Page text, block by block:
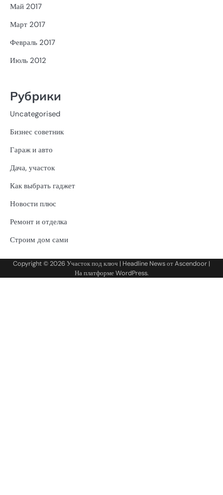
Май 2017
Март 2017
Февраль 2017
Июль 2012
Рубрики
Uncategorised
Бизнес советник
Гараж и авто
Дача, участок
Как выбрать гаджет
Новости плюс
Ремонт и отделка
Строим дом сами
Copyright © 2026Участок под ключ | Headline News отAscendoor |
На платформеWordPress.